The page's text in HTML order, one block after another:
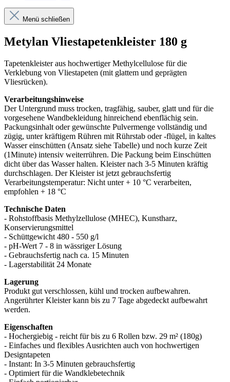
Menü schließen
Metylan Vliestapetenkleister 180 g
Tapetenkleister aus hochwertiger Methylcellulose für die
Verklebung von Vliestapeten (mit glattem und geprägten
Vliesrücken).
Verarbeitungshinweise
Der Untergrund muss trocken, tragfähig, sauber, glatt und für die
vorgesehene Wandbekleidung hinreichend ebenflächig sein.
Packungsinhalt oder gewünschte Pulvermenge vollständig und
zügig, unter kräftigem Rühren mit Rührstab oder -flügel, in kaltes
Wasser einschütten (Ansatz siehe Tabelle) und noch kurze Zeit
(1Minute) intensiv weiterrühren. Die Packung beim Einschütten
dicht über das Wasser halten. Kleister nach 3-5 Minuten kräftig
durchschlagen. Der Kleister ist jetzt gebrauchsfertig
Verarbeitungstemperatur: Nicht unter + 10 °C verarbeiten,
empfohlen + 18 °C
Technische Daten
- Rohstoffbasis Methylzellulose (MHEC), Kunstharz,
Konservierungsmittel
- Schüttgewicht 480 - 550 g/l
- pH-Wert 7 - 8 in wässriger Lösung
- Gebrauchsfertig nach ca. 15 Minuten
- Lagerstabilität 24 Monate
Lagerung
Produkt gut verschlossen, kühl und trocken aufbewahren.
Angerührter Kleister kann bis zu 7 Tage abgedeckt aufbewahrt
werden.
Eigenschaften
- Hochergiebig - reicht für bis zu 6 Rollen bzw. 29 m² (180g)
- Einfaches und flexibles Ausrichten auch von hochwertigen
Designtapeten
- Instant: In 3-5 Minuten gebrauchsfertig
- Optimiert für die Wandklebetechnik